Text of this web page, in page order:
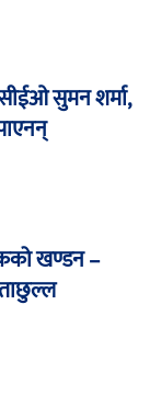
सुमन शर्मा,
खण्डन –